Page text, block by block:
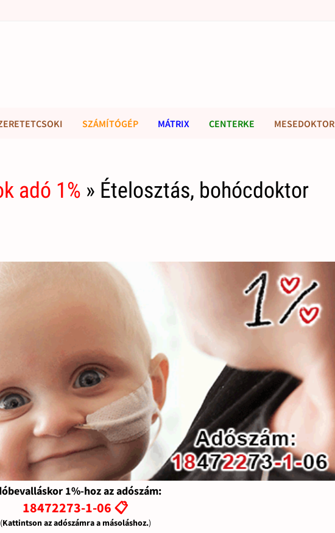
SZÁMÍTÓGÉP MÁTRIX CENTERKE MESEDOKTOR
adó 1% » Ételosztás, bohócdoktor
1%-hoz az adószám:
18472273-1-06 📋
(Kattintson az adószámra a másoláshoz.)